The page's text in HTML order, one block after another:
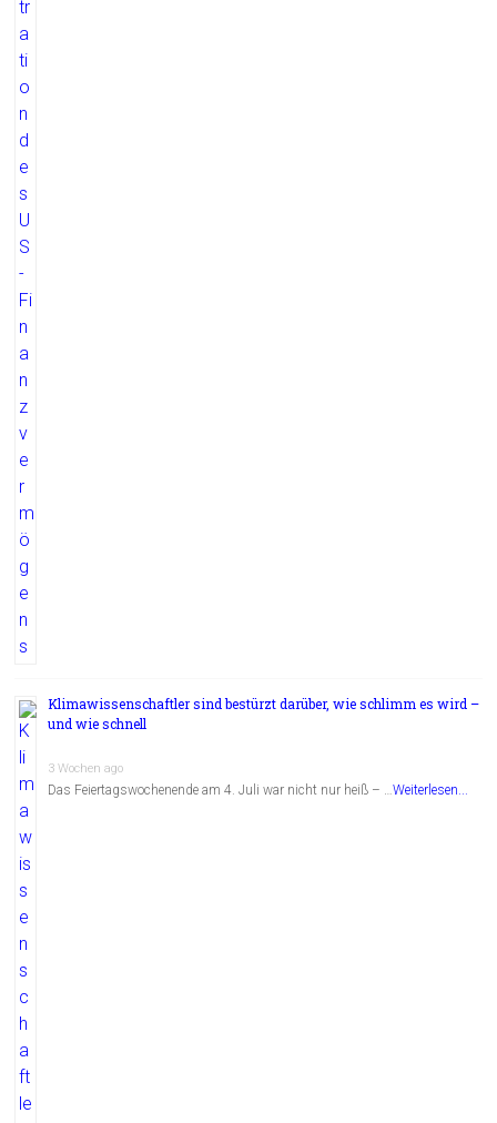
Klimawissenschaftler sind bestürzt darüber, wie schlimm es wird –
und wie schnell
3 Wochen ago
Das Feiertagswochenende am 4. Juli war nicht nur heiß – …Weiterlesen...